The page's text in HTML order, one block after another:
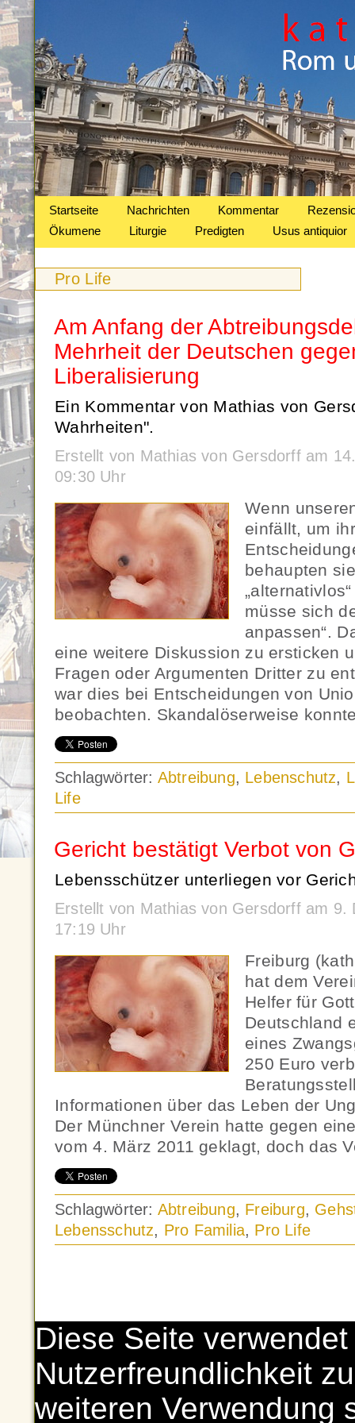
Startseite Nachrichten Kommentar
Ökumene
Liturgie Predigten Usus antiquior
Pro Life
Am Anfang der
Mehrheit der Deutschen
Liberalisierung
Ein Kommentar von Mathias von
Wahrheiten".
Erstellt von Mathias von Gersdorff am
09:30 Uhr
Wenn
einfällt, um
behaupten
müsse sich
anpassen“.
eine weitere Diskussion zu ersticken
Fragen oder Argumenten Dritter zu
war dies bei Entscheidungen von
beobachten. Skandalöserweise
Schlagwörter: Abtreibung, Lebenschutz,
Life
Gericht bestätigt Verbot von
Lebensschützer unterliegen vor
Erstellt von Mathias von Gersdorff am 9.
17:19 Uhr
Freiburg
hat dem
Helfer für
Deutschland
eines
250 Euro
Informationen über das Leben der
Der Münchner Verein hatte gegen
vom 4. März 2011 geklagt, doch das
Schlagwörter: Abtreibung, Freiburg,
Lebensschutz, Pro Familia, Pro Life
Diese Seite
Nutzerfreundlichkeit
weiteren Verwendung